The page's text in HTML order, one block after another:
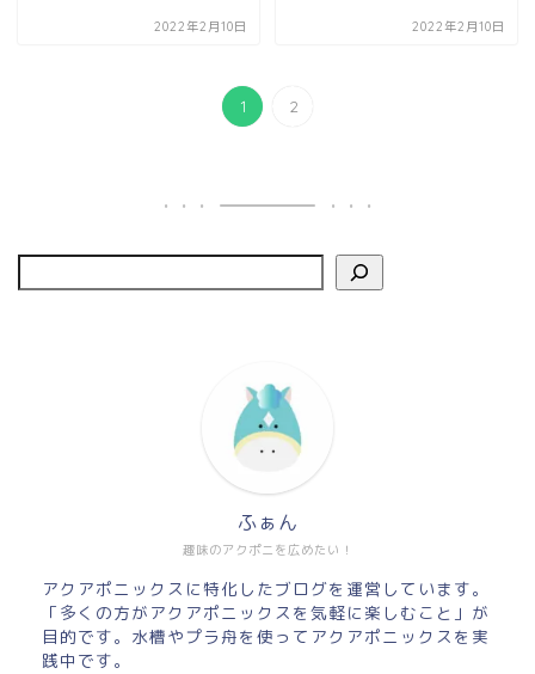
2022年2月10日 2022年2月10日
1 2
趣味のアクポニを広めたい！
ふぁん
アクアポニックスに特化したブログを運営しています。
「多くの方がアクアポニックスを気軽に楽しむこと」が
目的です。水槽やプラ舟を使ってアクアポニックスを実
践中です。